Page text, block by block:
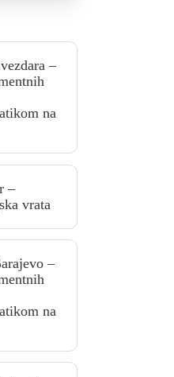
–
na
–
vrata
–
na